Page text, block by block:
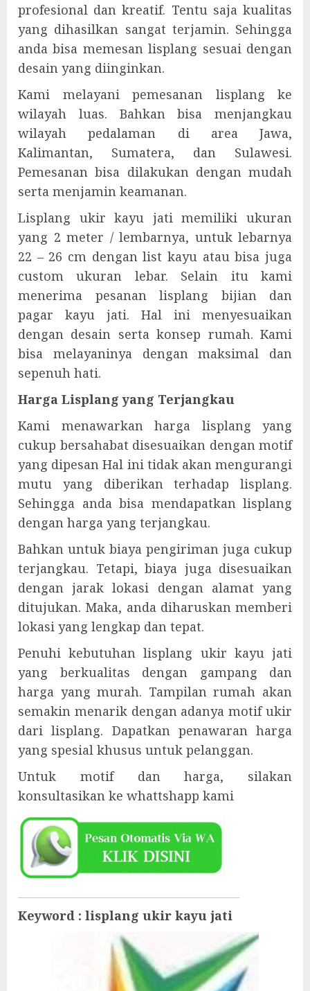
profesional dan kreatif. Tentu saja kualitas
yang dihasilkan sangat terjamin. Sehingga
anda bisa memesan lisplang sesuai dengan
desain yang diinginkan.
Kami melayani pemesanan lisplang ke
wilayah luas. Bahkan bisa menjangkau
wilayah pedalaman di area Jawa,
Kalimantan, Sumatera, dan Sulawesi.
Pemesanan bisa dilakukan dengan mudah
serta menjamin keamanan.
Lisplang ukir kayu jati memiliki ukuran
yang 2 meter / lembarnya, untuk lebarnya
22 – 26 cm dengan list kayu atau bisa juga
custom ukuran lebar. Selain itu kami
menerima pesanan lisplang bijian dan
pagar kayu jati. Hal ini menyesuaikan
dengan desain serta konsep rumah. Kami
bisa melayaninya dengan maksimal dan
sepenuh hati.
Harga Lisplang yang Terjangkau
Kami menawarkan harga lisplang yang
cukup bersahabat disesuaikan dengan motif
yang dipesan Hal ini tidak akan mengurangi
mutu yang diberikan terhadap lisplang.
Sehingga anda bisa mendapatkan lisplang
dengan harga yang terjangkau.
Bahkan untuk biaya pengiriman juga cukup
terjangkau. Tetapi, biaya juga disesuaikan
dengan jarak lokasi dengan alamat yang
ditujukan. Maka, anda diharuskan memberi
lokasi yang lengkap dan tepat.
Penuhi kebutuhan lisplang ukir kayu jati
yang berkualitas dengan gampang dan
harga yang murah. Tampilan rumah akan
semakin menarik dengan adanya motif ukir
dari lisplang. Dapatkan penawaran harga
yang spesial khusus untuk pelanggan.
Untuk motif dan harga, silakan
konsultasikan ke whattshapp kami
Keyword : lisplang ukir kayu jati